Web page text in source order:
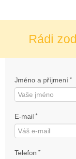
Rádi
Jméno a příjmení *
E-mail *
Telefon *